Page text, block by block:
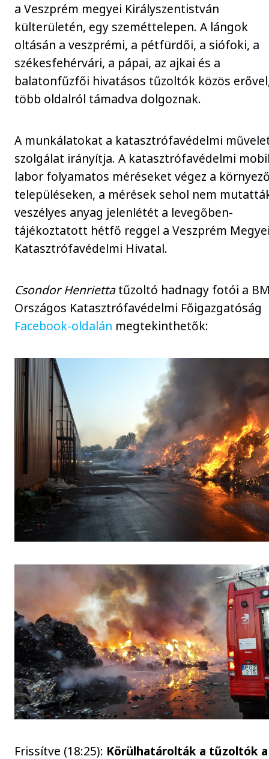
a Veszprém megyei Királyszentistván
külterületén, egy szeméttelepen. A lángok
oltásán a veszprémi, a pétfürdői, a siófoki, a
székesfehérvári, a pápai, az ajkai és a
balatonfűzfői hivatásos tűzoltók közös
több oldalról támadva dolgoznak.
A munkálatokat a katasztrófavédelmi
szolgálat irányítja. A katasztrófavédelmi
labor folyamatos méréseket végez a
településeken, a mérések sehol nem
veszélyes anyag jelenlétét a levegőben-
tájékoztatott hétfő reggel a Veszprém
Katasztrófavédelmi Hivatal.
Csondor Henriettatűzoltó hadnagy fotói a
Országos Katasztrófavédelmi Főigazgatóság
Facebook-oldalán megtekinthetők:
Frissítve (18:25): Körülhatárolták a tűzoltók a